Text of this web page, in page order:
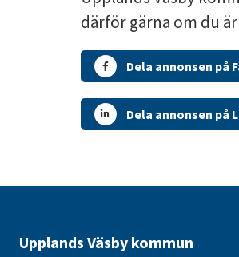
därför gärna om du
Dela annonsen på
Dela annonsen på
Upplands Väsby kommun